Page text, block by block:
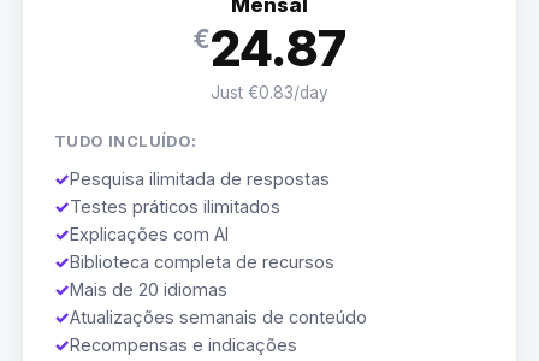
€24.87
Just €0.83/day
TUDO INCLUÍDO:
✓Pesquisa ilimitada de respostas
✓Testes práticos ilimitados
✓Explicações com AI
✓Biblioteca completa de recursos
✓Mais de 20 idiomas
✓Atualizações semanais de conteúdo
✓Recompensas e indicações